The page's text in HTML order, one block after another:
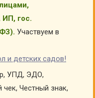
ИП, гос.
Участвуем в
и детских садов!
УПД, ЭДО,
Честный знак,